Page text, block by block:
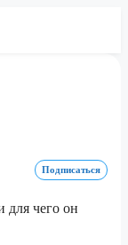
Подписаться